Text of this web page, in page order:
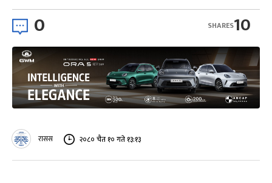
0 10
SHARES
रासस २०८० चैत १० गते १३:१३